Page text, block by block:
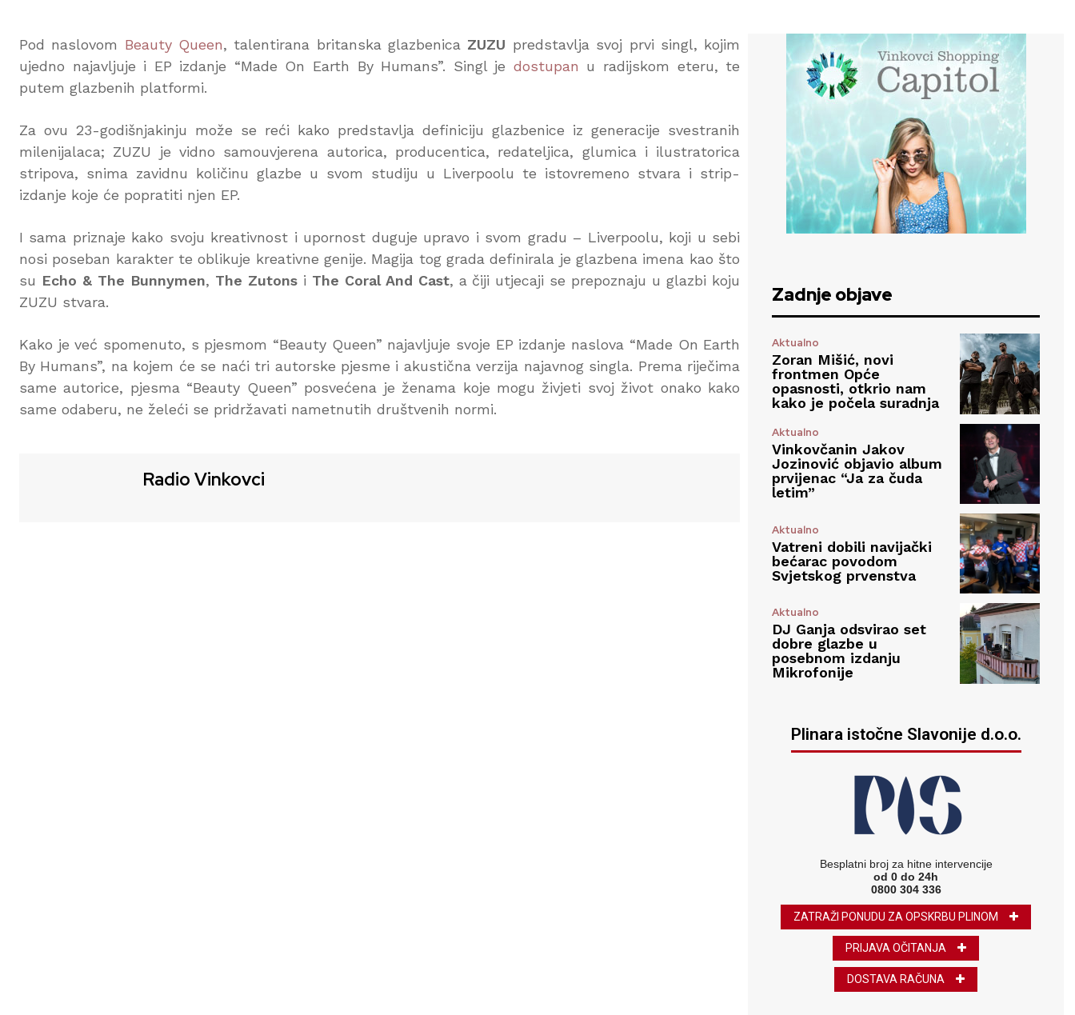
Pod naslovom Beauty Queen, talentirana britanska glazbenica ZUZU predstavlja svoj prvi singl, kojim
ujedno najavljuje i EP izdanje “Made On Earth By Humans”. Singl je dostupan u radijskom eteru, te
putem glazbenih platformi.
Za ovu 23-godišnjakinju može se reći kako predstavlja definiciju glazbenice iz generacije svestranih
milenijalaca; ZUZU je vidno samouvjerena autorica, producentica, redateljica, glumica i ilustratorica
stripova, snima zavidnu količinu glazbe u svom studiju u Liverpoolu te istovremeno stvara i strip-
izdanje koje će popratiti njen EP.
I sama priznaje kako svoju kreativnost i upornost duguje upravo i svom gradu – Liverpoolu, koji u sebi
nosi poseban karakter te oblikuje kreativne genije. Magija tog grada definirala je glazbena imena kao što
su Echo & The Bunnymen, The Zutonsi The Coral And Cast, a čiji utjecaji se prepoznaju u glazbi koju
ZUZU stvara.
Kako je već spomenuto, s pjesmom “Beauty Queen” najavljuje svoje EP izdanje naslova “Made On Earth
By Humans”, na kojem će se naći tri autorske pjesme i akustična verzija najavnog singla. Prema riječima
same autorice, pjesma “Beauty Queen” posvećena je ženama koje mogu živjeti svoj život onako kako
same odaberu, ne želeći se pridržavati nametnutih društvenih normi.
Radio Vinkovci
Zadnje objave
Aktualno
Zoran Mišić, novi
frontmen Opće
opasnosti, otkrio nam
kako je počela suradnja
Aktualno
Vinkovčanin Jakov
Jozinović objavio album
prvijenac “Ja za čuda
letim”
Aktualno
Vatreni dobili navijački
bećarac povodom
Svjetskog prvenstva
Aktualno
DJ Ganja odsvirao set
dobre glazbe u
posebnom izdanju
Mikrofonije
Plinara istočne Slavonije d.o.o.
Besplatni broj za hitne intervencije
od 0 do 24h
0800 304 336
ZATRAŽI PONUDU ZA OPSKRBU PLINOM
PRIJAVA OČITANJA
DOSTAVA RAČUNA